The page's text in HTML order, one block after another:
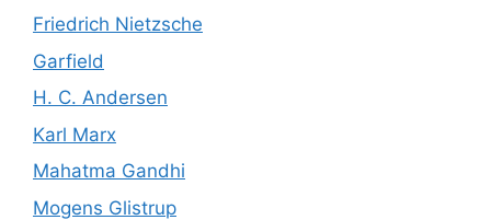
Friedrich Nietzsche
Garfield
H. C. Andersen
Karl Marx
Mahatma Gandhi
Mogens Glistrup